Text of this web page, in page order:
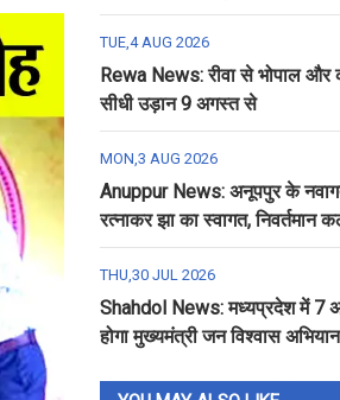
TUE,4 AUG 2026
Rewa News: रीवा से भोपाल और
सीधी उड़ान 9 अगस्त से
MON,3 AUG 2026
Anuppur News: अनूपपुर के
रत्नाकर झा का स्वागत, निवर्तमान
पंचोली को दी गई विदाई
THU,30 JUL 2026
Shahdol News: मध्यप्रदेश में 7
होगा मुख्यमंत्री जन विश्वास अभियान